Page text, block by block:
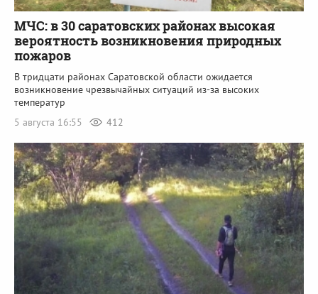
МЧС: в 30 саратовских районах высокая
вероятность возникновения природных
пожаров
В тридцати районах Саратовской области ожидается
возникновение чрезвычайных ситуаций из-за высоких
температур
5 августа 16:55
412